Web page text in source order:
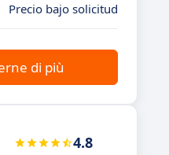
Precio bajo solicitud
di più
4.8